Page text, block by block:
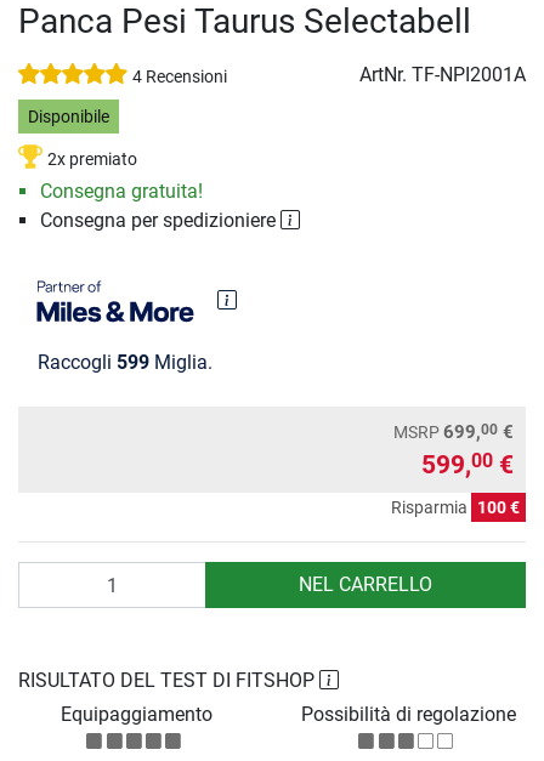
Panca Pesi Taurus Selectabell
4 Recensioni ArtNr. TF-NPI2001A
Disponibile
2x premiato
Consegna gratuita!
Consegna per spedizioniere
Raccogli 599 Miglia.
MSRP699,00 €
599,00 €
Risparmia 100 €
NEL CARRELLO
RISULTATO DEL TEST DI FITSHOP
Equipaggiamento
Possibilità di regolazione